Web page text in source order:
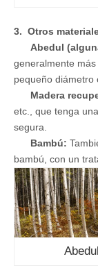
3. Otros
Abedul
generalmente
pequeño diámetro
Madera
etc., que tenga
segura.
Bambú:
bambú, con un
Abedul